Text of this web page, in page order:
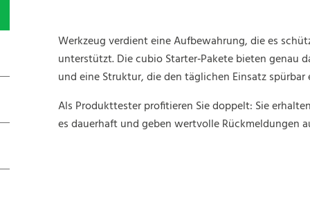
Werkzeug verdient eine Aufbewahrung, die es
unterstützt. Die cubio Starter‑Pakete bieten genau
und eine Struktur, die den täglichen Einsatz
Als Produkttester profitieren Sie doppelt: Sie
es dauerhaft und geben wertvolle Rückmeldungen